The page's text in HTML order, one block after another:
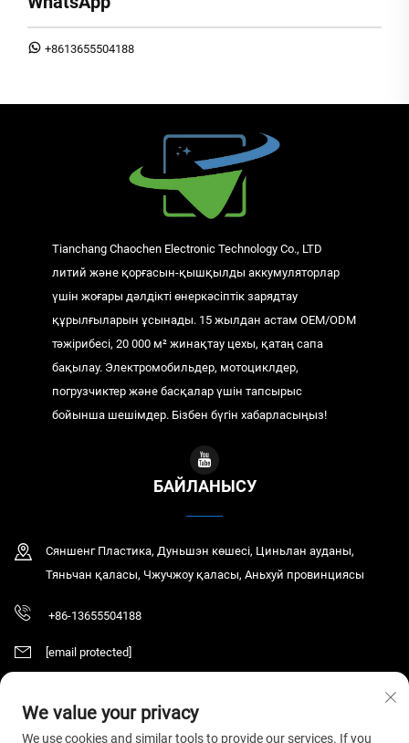
+8613655504188
Tianchang Chaochen Electronic Technology Co., LTD
литий және қорғасын-қышқылды аккумуляторлар
үшін жоғары дәлдікті өнеркәсіптік зарядтау
құрылғыларын ұсынады. 15 жылдан астам OEM/ODM
тәжірибесі, 20 000 м² жинақтау цехы, қатаң сапа
бақылау. Электромобильдер, мотоциклдер,
погрузчиктер және басқалар үшін тапсырыс
бойынша шешімдер. Бізбен бүгін хабарласыңыз!
БАЙЛАНЫСУ
Сяншенг Пластика, Дуньшэн көшесі, Циньлан ауданы,
Тяньчан қаласы, Чжучжоу қаласы, Аньхуй провинциясы
+86-13655504188
[email protected]
© 2026 Tianchang Chaochen Electronic Technology Co., LTD. Барлық
We value your privacy
We use cookies and similar tools to provide our services. If you